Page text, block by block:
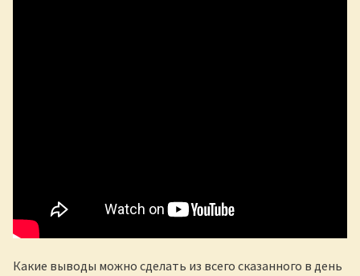
Какие выводы можно сделать из всего сказанного в день